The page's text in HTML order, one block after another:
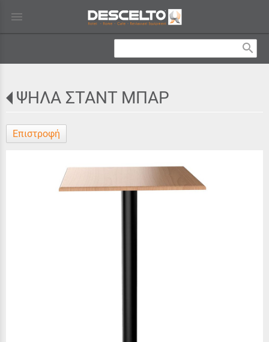
menu
search
ΨΗΛΑ ΣΤΑΝΤ ΜΠΑΡ
Επιστροφή